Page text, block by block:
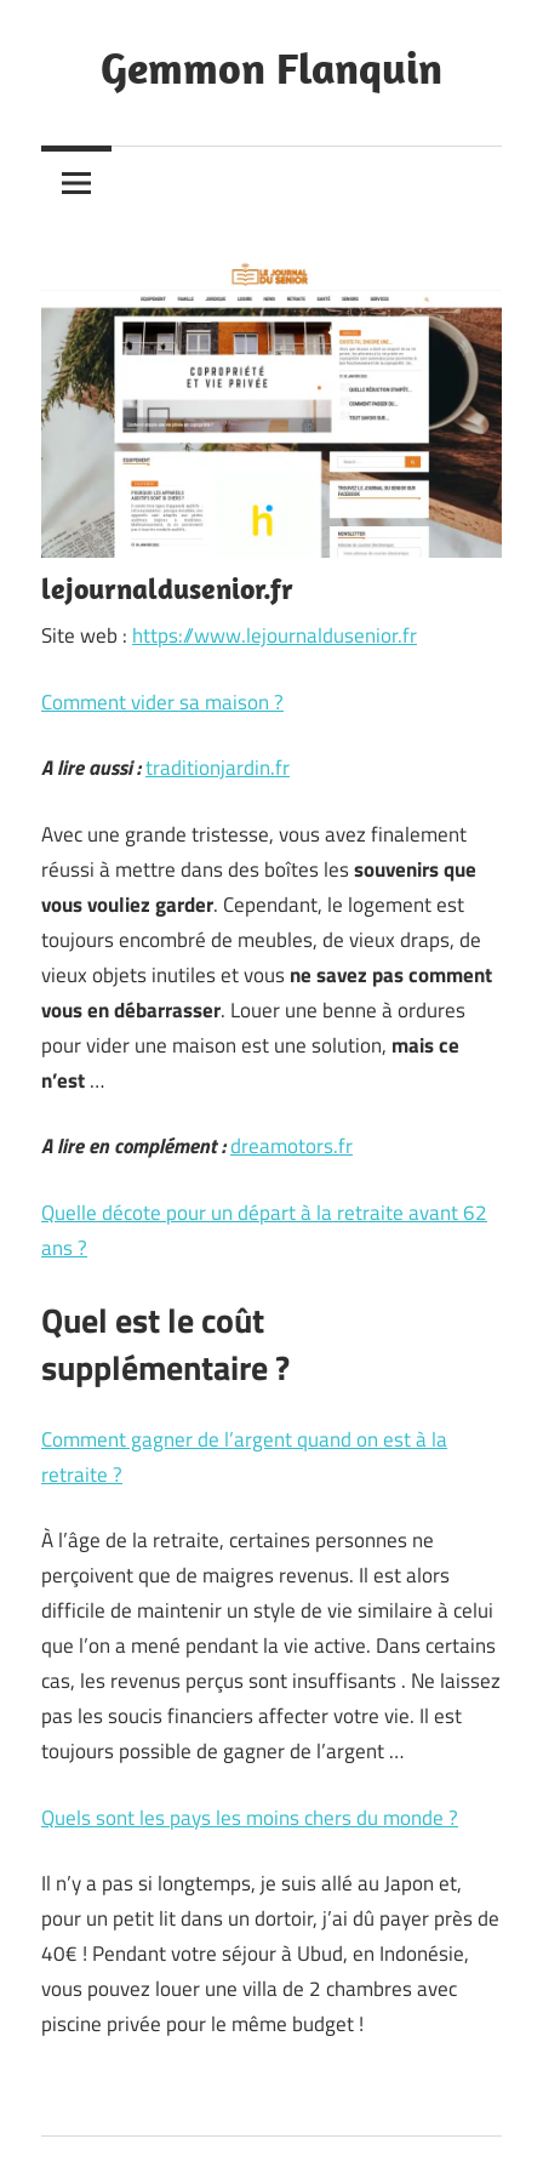
contentGemmon Flanquin
lejournaldusenior.fr
Site web :https://www.lejournaldusenior.fr
Comment vider sa maison ?
A lire aussi :traditionjardin.fr
Avec une grande tristesse, vous avez finalement
réussi à mettre dans des boîtes lessouvenirs que
vous vouliez garder. Cependant, le logement est
toujours encombré de meubles, de vieux draps, de
vieux objets inutiles et vousne savez pas comment
vous en débarrasser. Louer une benne à ordures
pour vider une maison est une solution, mais ce
n’est…
A lire en complément :dreamotors.fr
Quelle décote pour un départ à la retraite avant 62
ans ?
Quel est le coût
supplémentaire ?
Comment gagner de l’argent quand on est à la
retraite ?
À l’âge de la retraite, certaines personnes ne
perçoivent que de maigres revenus. Il est alors
difficile de maintenir un style de vie similaire à celui
que l’on a mené pendant la vie active. Dans certains
cas, les revenus perçus sont insuffisants . Ne laissez
pas les soucis financiers affecter votre vie. Il est
toujours possible de gagner de l’argent …
Quels sont les pays les moins chers du monde ?
Il n’y a pas si longtemps, je suis allé au Japon et,
pour un petit lit dans un dortoir, j’ai dû payer près de
40€ ! Pendant votre séjour à Ubud, en Indonésie,
vous pouvez louer une villa de 2 chambres avec
piscine privée pour le même budget !